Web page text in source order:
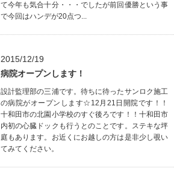
て今年も気合十分・・・でしたが前回優勝という事
で今回はハンデが20点つ...
2015/12/19
病院オープンします！
設計監理部の三浦です。待ちに待ったサンロク施工
の病院がオープンします☆12月21日開院です！！
十和田市の北園小学校のすぐ後ろです！！十和田市
内初の心臓ドックも行うとのことです。ステキな坪
庭もあります。お近くにお越しの方は是非少し覗い
てみてください。